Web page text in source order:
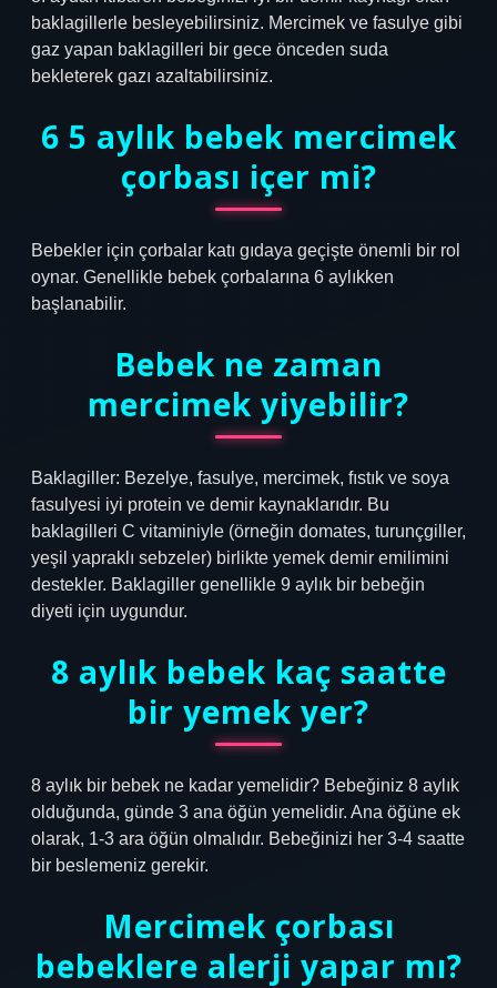
baklagillerle besleyebilirsiniz. Mercimek ve fasulye gibi
gaz yapan baklagilleri bir gece önceden suda
bekleterek gazı azaltabilirsiniz.
6 5 aylık bebek mercimek
çorbası içer mi?
Bebekler için çorbalar katı gıdaya geçişte önemli bir rol
oynar. Genellikle bebek çorbalarına 6 aylıkken
başlanabilir.
Bebek ne zaman
mercimek yiyebilir?
Baklagiller: Bezelye, fasulye, mercimek, fıstık ve soya
fasulyesi iyi protein ve demir kaynaklarıdır. Bu
baklagilleri C vitaminiyle (örneğin domates, turunçgiller,
yeşil yapraklı sebzeler) birlikte yemek demir emilimini
destekler. Baklagiller genellikle 9 aylık bir bebeğin
diyeti için uygundur.
8 aylık bebek kaç saatte
bir yemek yer?
8 aylık bir bebek ne kadar yemelidir? Bebeğiniz 8 aylık
olduğunda, günde 3 ana öğün yemelidir. Ana öğüne ek
olarak, 1-3 ara öğün olmalıdır. Bebeğinizi her 3-4 saatte
bir beslemeniz gerekir.
Mercimek çorbası
bebeklere alerji yapar mı?